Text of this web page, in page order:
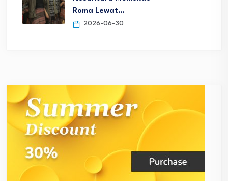
Roma Lewat…
2026-06-30